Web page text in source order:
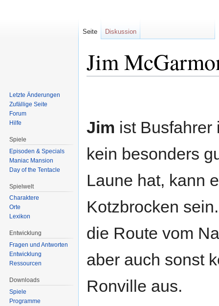
Jim
Jim ist Busfahrer
kein besonders
Laune hat, kann
Kotzbrocken
die Route vom
aber auch sonst
Ronville aus.
Seite Diskussion
Letzte Änderungen
Zufällige Seite
Forum
Hilfe
Spiele
Episoden & Specials
Maniac Mansion
Day of the Tentacle
Spielwelt
Charaktere
Orte
Lexikon
Entwicklung
Fragen und Antworten
Entwicklung
Ressourcen
Downloads
Spiele
Programme